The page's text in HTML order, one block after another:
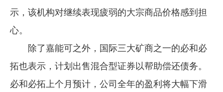
示，该机构对继续表现疲弱的大宗商品价格感到担
心。
除了嘉能可之外，国际三大矿商之一的必和必
拓也表示，计划出售混合型证券以帮助偿还债务。
必和必拓上个月预计，公司全年的盈利将大幅下滑